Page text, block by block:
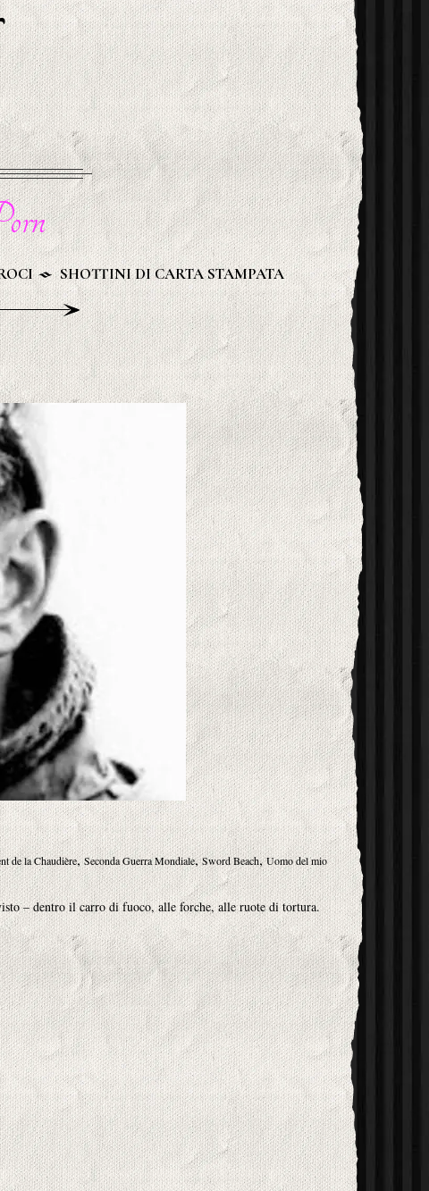
SHOTTINI DI CARTA STAMPATA
de la Chaudière,Seconda Guerra Mondiale,Sword Beach,Uomo del mio
– dentro il carro di fuoco, alle forche, alle ruote di tortura.